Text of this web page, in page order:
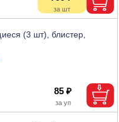
(3 шт), блистер,
85 ₽